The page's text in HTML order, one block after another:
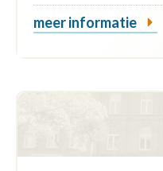
meer informatie